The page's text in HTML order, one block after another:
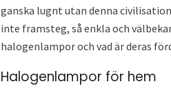
ganska lugnt utan denna
inte framsteg, så enkla och
halogenlampor och vad är deras
Halogenlampor för hem